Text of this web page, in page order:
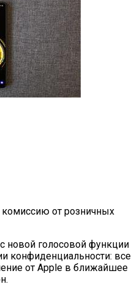
комиссию от розничных
новой голосовой функции
конфиденциальности: все
от Apple в ближайшее